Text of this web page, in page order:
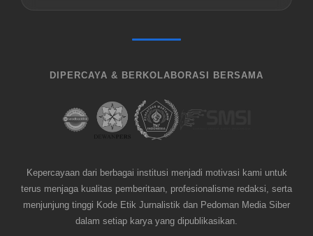
DIPERCAYA & BERKOLABORASI BERSAMA
Kepercayaan dari berbagai institusi menjadi motivasi kami untuk
terus menjaga kualitas pemberitaan, profesionalisme redaksi, serta
menjunjung tinggi Kode Etik Jurnalistik dan Pedoman Media Siber
dalam setiap karya yang dipublikasikan.